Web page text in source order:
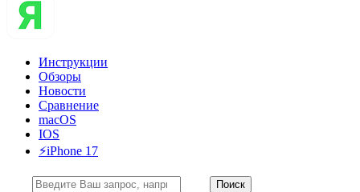
Инструкции
Обзоры
Новости
Сравнение
macOS
IOS
⚡️iPhone 17